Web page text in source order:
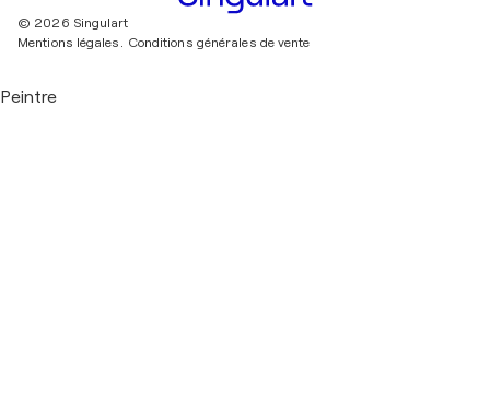
© 2026 Singulart
Mentions légales. Conditions générales de vente
Peintre